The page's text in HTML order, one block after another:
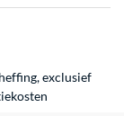
exclusief